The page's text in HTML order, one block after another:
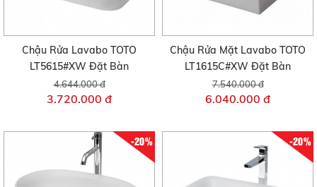
Chậu Rửa Lavabo TOTO
LT5615#XW Đặt Bàn
4.644.000 đ
3.720.000 đ
Chậu Rửa Mặt Lavabo TOTO
LT1615C#XW Đặt Bàn
7.540.000 đ
6.040.000 đ
-20% -20%